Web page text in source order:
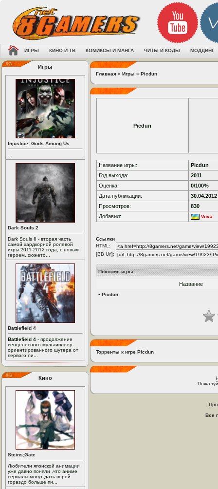
ИГРЫ КИНО И ТВ КОМИКСЫ И МАНГА ЧИТЫ И КОДЫ МОДДИНГ
Игры
Injustice: Gods Among Us
Dark Souls 2
Dark Souls II - вторая часть
самой хардкорной ролевой
игры 2011-2012 года, с новым
героем, сюжето...
Battlefield 4
Battlefield 4 - продолжение
венценосного мультиплеер-
ориентированного шутера от
первого ли...
Кино
Steins;Gate
Любители японской анимации
уже давно поняли ,что аниме
сериалы могут дать порой
гораздо больше пи...
Главная » Игры » Picdun
Picdun
Название игры:
Picdun
Год выхода:
2011
Оценка:
0/100%
Дата публикации:
30.04.2012
Просмотров:
830
Добавил:
Vova
Ссылки
HTML:
[BB Url]:
Похожие игры
Название
• Picdun
Торренты к игре Picdun
Все